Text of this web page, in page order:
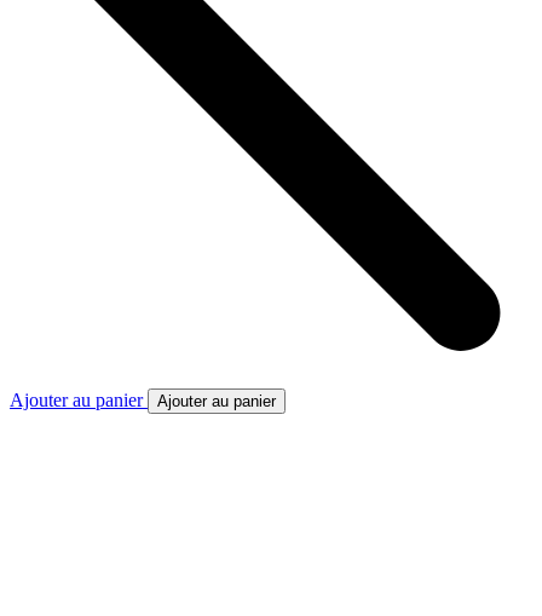
Ajouter au panier Ajouter au panier